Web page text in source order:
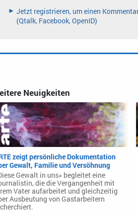
Neuigkeiten
zeigt persönliche Dokumentation
Gewalt, Familie und Versöhnung
Gewalt in uns» begleitet eine
die die Vergangenheit mit
Vater aufarbeitet und gleichzeitig
Ausbeutung von Gastarbeitern